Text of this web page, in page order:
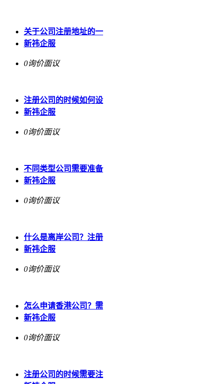
关于公司注册地址的一
新祎企服
0询价面议
注册公司的时候如何设
新祎企服
0询价面议
不同类型公司需要准备
新祎企服
0询价面议
什么是离岸公司？注册
新祎企服
0询价面议
怎么申请香港公司？需
新祎企服
0询价面议
注册公司的时候需要注